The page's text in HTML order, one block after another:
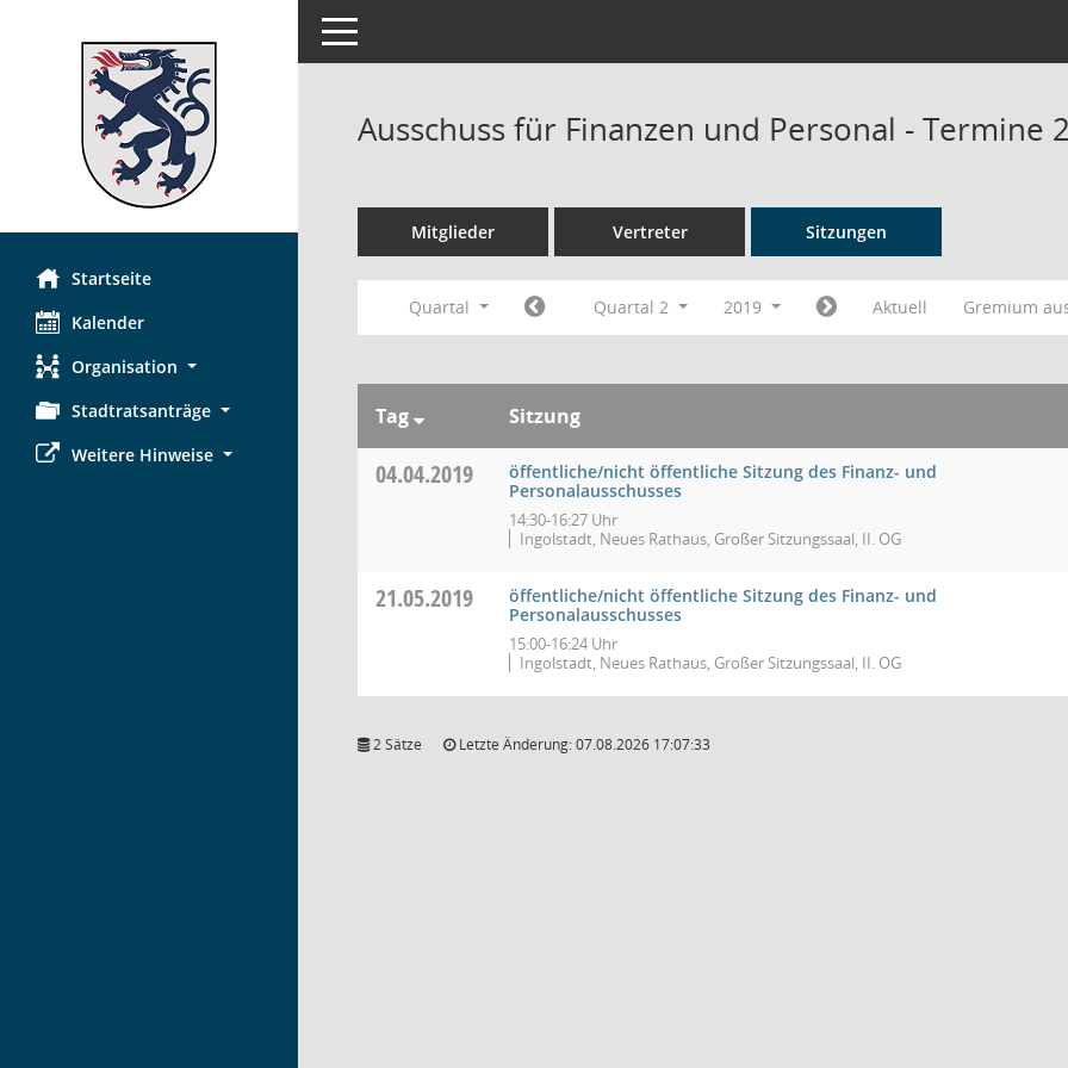
Startseite
Kalender
Organisation
Stadtratsanträge
Weitere Hinweise
Toggle navigation
Ausschuss für Finanzen und Personal - Termine
Mitglieder Vertreter Sitzungen
Quartal Quartal 2 2019 Aktuell Gremium
Tag Sitzung
04.04.2019
öffentliche/nicht öffentliche Sitzung des Finanz- und
Personalausschusses
14:30-16:27 Uhr
Ingolstadt, Neues Rathaus, Großer Sitzungssaal, II. OG
21.05.2019
öffentliche/nicht öffentliche Sitzung des Finanz- und
Personalausschusses
15:00-16:24 Uhr
Ingolstadt, Neues Rathaus, Großer Sitzungssaal, II. OG
2 Sätze Letzte Änderung: 07.08.2026 17:07:33